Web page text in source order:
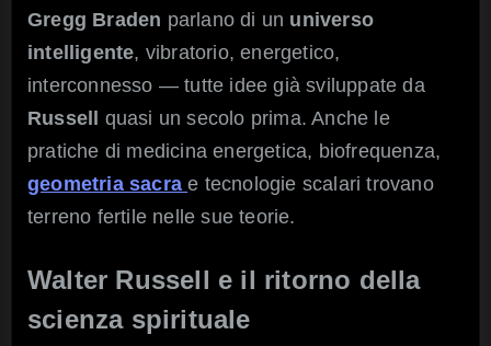
Gregg Braden parlano di un universo
intelligente, vibratorio, energetico,
interconnesso — tutte idee già sviluppate da
Russell
quasi un secolo prima. Anche le
pratiche di medicina energetica, biofrequenza,
geometria sacra e tecnologie scalari trovano
terreno fertile nelle sue teorie.
Walter Russell e il ritorno della
scienza spirituale